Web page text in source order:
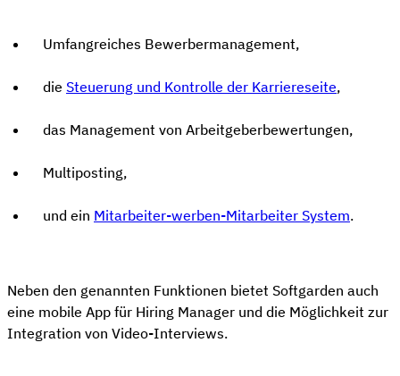
Umfangreiches Bewerbermanagement,
die Steuerung und Kontrolle der Karriereseite,
das Management von Arbeitgeberbewertungen,
Multiposting,
und ein Mitarbeiter-werben-Mitarbeiter System.
Neben den genannten Funktionen bietet Softgarden auch
eine mobile App für Hiring Manager und die Möglichkeit zur
Integration von Video-Interviews.